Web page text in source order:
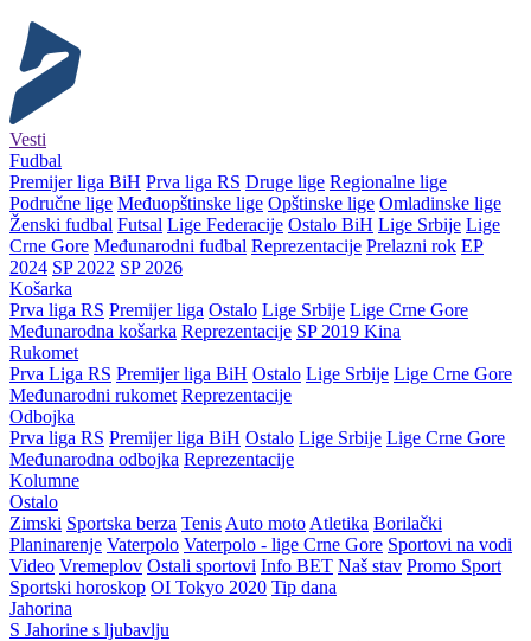
Vesti
Fudbal
Premijer liga BiH Prva liga RS Druge lige Regionalne lige
Područne lige Međuopštinske lige Opštinske lige Omladinske lige
Ženski fudbal Futsal Lige Federacije Ostalo BiH Lige Srbije Lige
Crne Gore Međunarodni fudbal Reprezentacije Prelazni rok EP
2024 SP 2022 SP 2026
Košarka
Prva liga RS Premijer liga Ostalo Lige Srbije Lige Crne Gore
Međunarodna košarka Reprezentacije SP 2019 Kina
Rukomet
Prva Liga RS Premijer liga BiH Ostalo Lige Srbije Lige Crne Gore
Međunarodni rukomet Reprezentacije
Odbojka
Prva liga RS Premijer liga BiH Ostalo Lige Srbije Lige Crne Gore
Međunarodna odbojka Reprezentacije
Kolumne
Ostalo
Zimski Sportska berza Tenis Auto moto Atletika Borilački
Planinarenje Vaterpolo Vaterpolo - lige Crne Gore Sportovi na vodi
Video Vremeplov Ostali sportovi Info BET Naš stav Promo Sport
Sportski horoskop OI Tokyo 2020 Tip dana
Jahorina
S Jahorine s ljubavlju